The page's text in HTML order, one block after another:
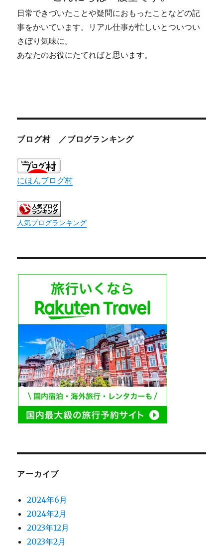
日常できづいたことや疑問におもったことなどの記
事をかいています。リアル仕事が忙しいとついつい
さぼり気味に。
あなたのお役にたてればと思います。
ブログ村 ／ブログランキング
にほんブログ村
人気ブログランキング
アーカイブ
2024年6月
2024年2月
2023年12月
2023年2月